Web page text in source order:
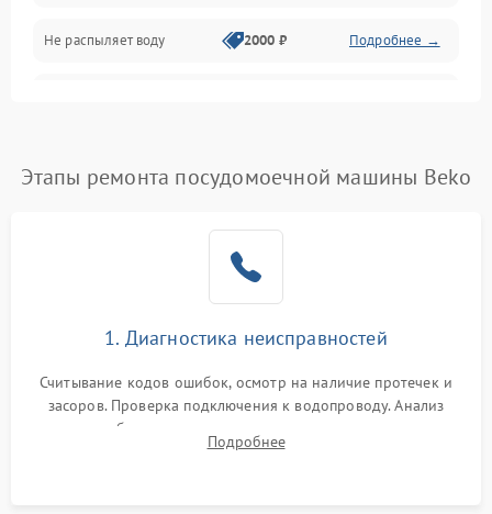
Программное обеспечение
Не распыляет воду 2000 ₽ Подробнее →
воды
1800 ₽ Подробнее →
Проблемы с
Этапы ремонта посудомоечной машины Beko
1. Диагностика неисправностей
Считывание кодов ошибок, осмотр на наличие протечек и
засоров. Проверка подключения к водопроводу. Анализ
жалоб на отсутствие слива, нагрева, вращения
разбрызгивателей или срабатывание системы защиты
Подробнее